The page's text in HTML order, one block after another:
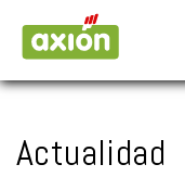
Actualidad